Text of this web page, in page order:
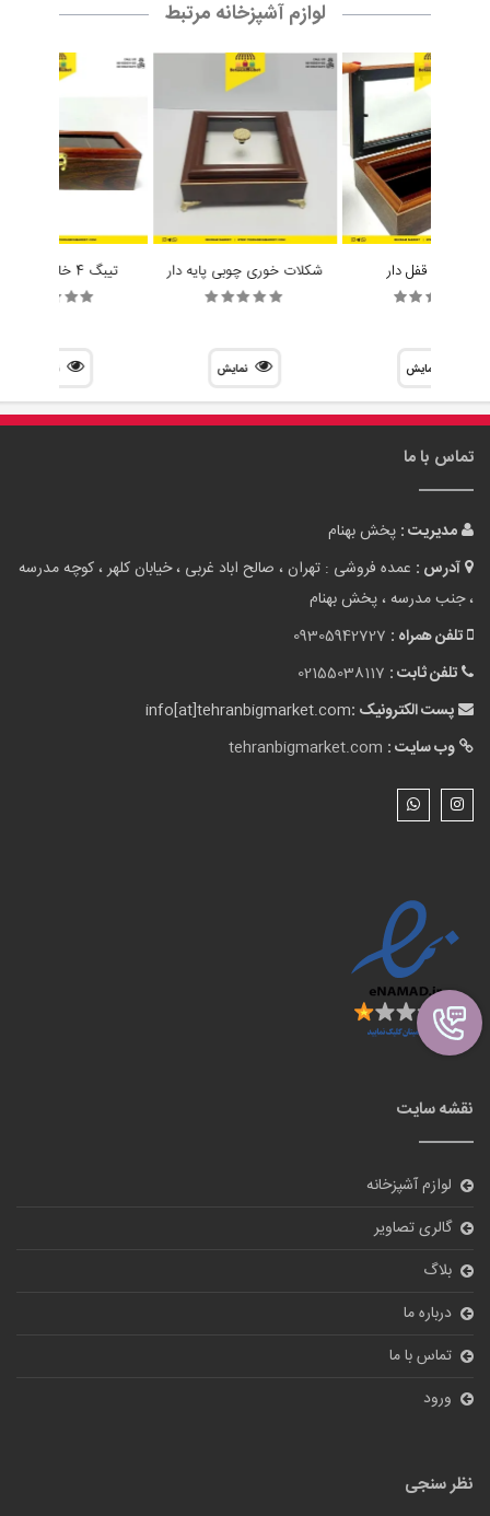
جا کاردی قفل دار
نمایش
شکلات خوری چوبی پایه دار
نمایش
تماس با ما
آدرس :عمده فروشی : تهران ، صالح اباد غربی ، خیابان کلهر ، کوچه مدرسه
، جنب مدرسه ، پخش بهنام
تلفن همراه :
تلفن ثابت :
پست الکترونیک :
info[at]tehranbigmarket.com
وب سایت :
tehranbigmarket.com
نقشه سایت
لوازم آشپزخانه
گالری تصاویر
درباره ما
آیا از سایت ما راضی هستید؟